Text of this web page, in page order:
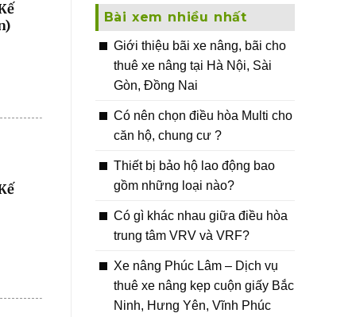
Bài xem nhiều nhất
Giới thiệu bãi xe nâng, bãi cho
thuê xe nâng tại Hà Nội, Sài
Gòn, Đồng Nai
Có nên chọn điều hòa Multi cho
căn hộ, chung cư ?
Thiết bị bảo hộ lao động bao
gồm những loại nào?
Có gì khác nhau giữa điều hòa
trung tâm VRV và VRF?
Xe nâng Phúc Lâm – Dịch vụ
thuê xe nâng kẹp cuộn giấy Bắc
Ninh, Hưng Yên, Vĩnh Phúc